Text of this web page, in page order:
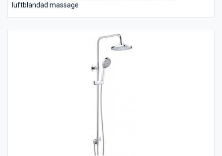
luftblandad massage